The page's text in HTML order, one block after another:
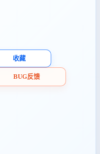
收藏
BUG反馈